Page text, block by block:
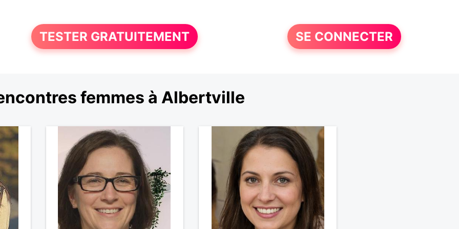
TESTER GRATUITEMENT SE CONNECTER
femmes à Albertville